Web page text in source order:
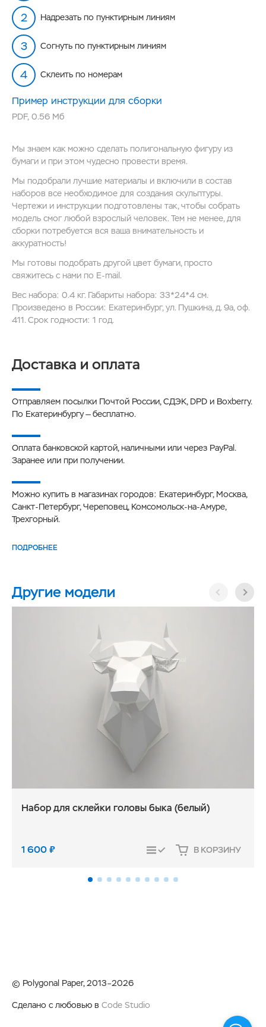
Надрезать по пунктирным линиям
Согнуть по пунктирным линиям
Склеить по номерам
Пример инструкции для сборки
PDF, 0.56 Мб
Мы знаем как можно сделать полигональную фигуру из
бумаги и при этом чудесно провести время.
Мы подобрали лучшие материалы и включили в состав
наборов все необходимое для создания скульптуры.
Чертежи и инструкции подготовлены так, чтобы собрать
модель смог любой взрослый человек. Тем не менее, для
сборки потребуется вся ваша внимательность и
аккуратность!
Мы готовы подобрать другой цвет бумаги, просто
свяжитесь с нами по E-mail.
Вес набора: 0.4 кг. Габариты набора: 33*24*4 см.
Произведено в России: Екатеринбург, ул. Пушкина, д. 9а, оф.
411. Срок годности: 1 год.
Доставка и оплата
Отправляем посылки Почтой России, СДЭК, DPD и Boxberry.
По Екатеринбургу — бесплатно.
Оплата банковской картой, наличными или через PayPal.
Заранее или при получении.
Можно купить в магазинах городов: Екатеринбург, Москва,
Санкт-Петербург, Череповец, Комсомольск-на-Амуре,
Трехгорный.
ПОДРОБНЕЕ
Другие модели
Набор для склейки головы быка (белый)
1 600₽ СРАВНИТЬ В КОРЗИНУ
© Polygonal Paper, 2013–2026
Сделано с любовью в Code Studio